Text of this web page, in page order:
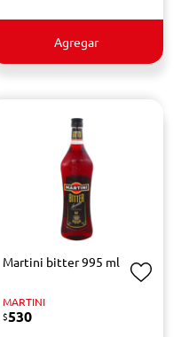
Agregar
Martini bitter 995 ml
MARTINI
$530